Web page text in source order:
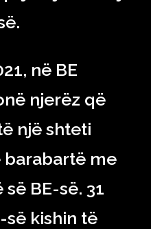
në BE
njerëz që
një shteti
barabartë me
BE-së. 31
së kishin të